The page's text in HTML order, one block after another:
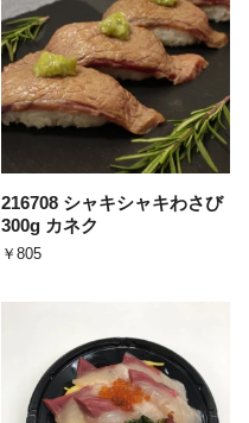
216708 シャキシャキわさび
300g カネク
￥805